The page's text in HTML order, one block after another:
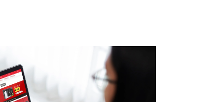
MÁS
con
tu Marca